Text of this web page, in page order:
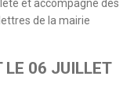
et accompagné des
de la mairie
LE 06 JUILLET